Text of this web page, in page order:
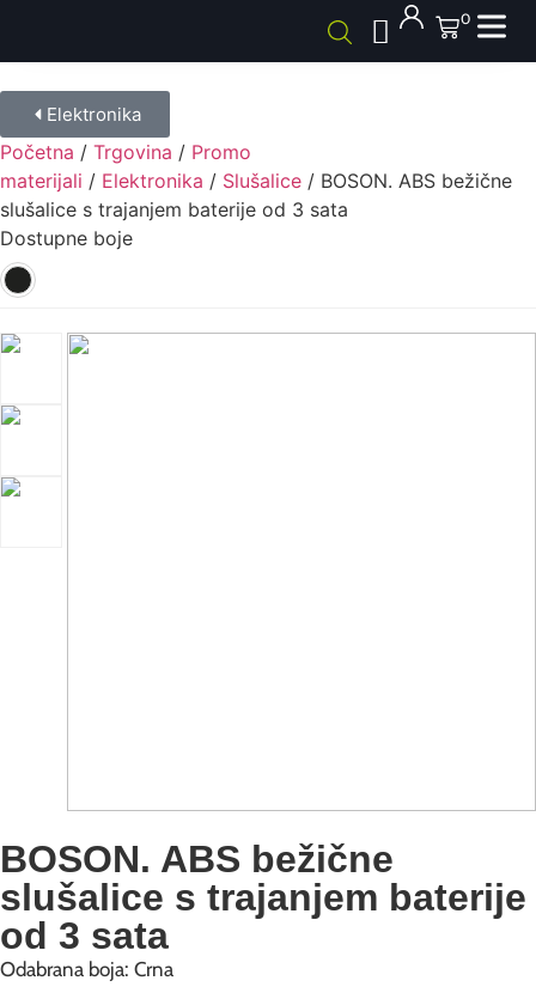
0
Elektronika
Početna / Trgovina / Promo
materijali / Elektronika / Slušalice / BOSON. ABS bežične
slušalice s trajanjem baterije od 3 sata
Dostupne boje
BOSON. ABS bežične
slušalice s trajanjem baterije
od 3 sata
Odabrana boja: Crna